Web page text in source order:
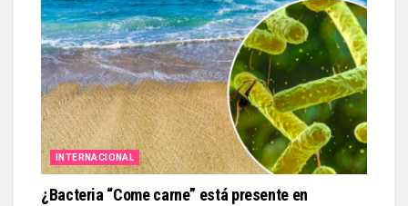
INTERNACIONAL
¿Bacteria “Come carne” está presente en